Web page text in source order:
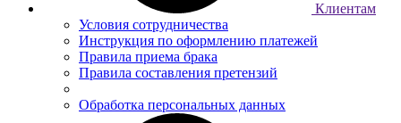
Клиентам
Условия сотрудничества
Инструкция по оформлению платежей
Правила приема брака
Правила составления претензий
Обработка персональных данных